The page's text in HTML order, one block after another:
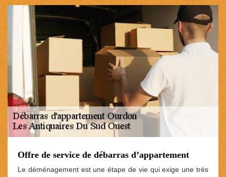
Offre de service de débarras d’appartement
Le déménagement est une étape de vie qui exige une très